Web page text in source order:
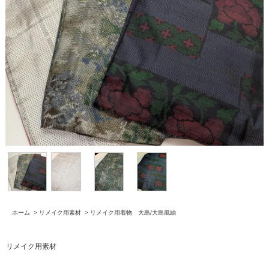
ホーム > リメイク用素材 > リメイク用着物 大島/大島風紬
リメイク用素材